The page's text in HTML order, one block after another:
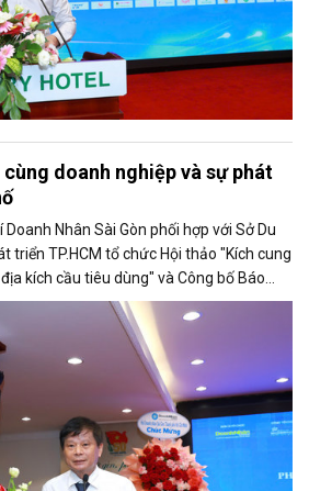
doanh nghiệp và sự phát
Nhân Sài Gòn phối hợp với Sở Du
triển TP.HCM tổ chức Hội thảo "Kích cung
kích cầu tiêu dùng" và Công bố Báo
nghiệp TP.HCM năm 2025. Trân
của ông Trần Trọng Dũng - Phó Chủ tịch
thảo.